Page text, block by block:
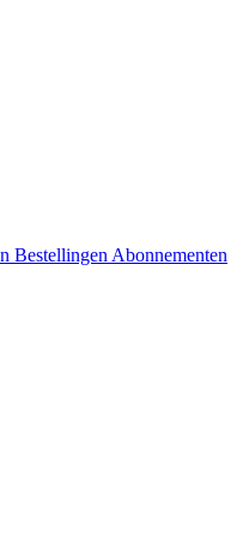
Bestellingen Abonnementen